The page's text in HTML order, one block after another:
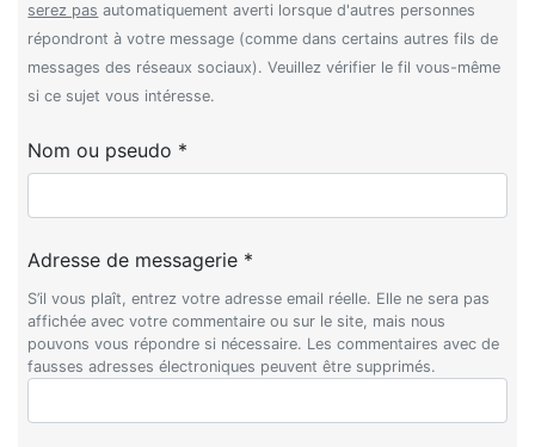
serez pas automatiquement averti lorsque d'autres personnes
répondront à votre message (comme dans certains autres fils de
messages des réseaux sociaux). Veuillez vérifier le fil vous-même
si ce sujet vous intéresse.
Nom ou pseudo *
Adresse de messagerie *
S’il vous plaît, entrez votre adresse email réelle. Elle ne sera pas
affichée avec votre commentaire ou sur le site, mais nous
pouvons vous répondre si nécessaire. Les commentaires avec de
fausses adresses électroniques peuvent être supprimés.